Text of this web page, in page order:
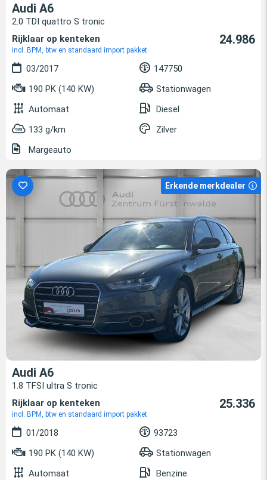
Audi A6
2.0 TDI quattro S tronic
Rijklaar op kenteken
incl. BPM, btw en standaard import pakket
24.986
03/2017
147750
190 PK (140 KW)
Stationwagen
Automaat
Diesel
133 g/km
Zilver
Margeauto
Erkende merkdealer
Audi A6
1.8 TFSI ultra S tronic
Rijklaar op kenteken
incl. BPM, btw en standaard import pakket
25.336
01/2018
93723
190 PK (140 KW)
Stationwagen
Automaat
Benzine